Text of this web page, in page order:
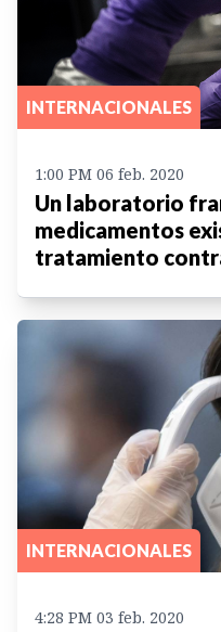
INTERNACIONALES
1:00 PM 06 feb. 2020
Un laboratorio
medicamentos
tratamiento
INTERNACIONALES
4:28 PM 03 feb. 2020